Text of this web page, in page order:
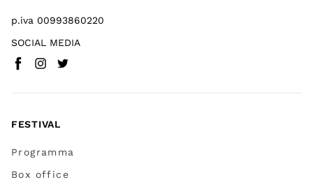
p.iva 00993860220
SOCIAL MEDIA
Facebook(
Instagram
Twitter
FESTIVAL
Programma
Box office